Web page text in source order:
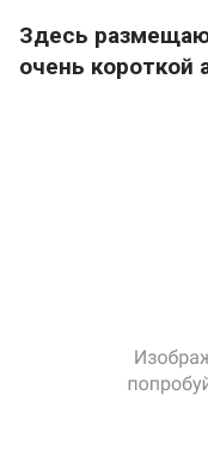
Здесь
очень короткой